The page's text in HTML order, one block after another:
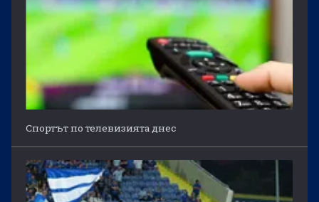
Спортът по телевизията днес